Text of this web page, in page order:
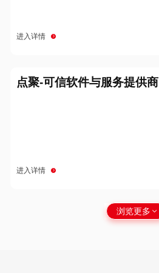
进入详情
点聚-可信软件与服务提供商
进入详情
浏览更多